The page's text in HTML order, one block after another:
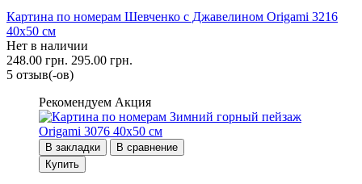
Картина по номерам Шевченко с Джавелином Origami 3216
40x50 см
Нет в наличии
248.00 грн. 295.00 грн.
5 отзыв(-ов)
Рекомендуем Акция
В закладки
В сравнение
Купить